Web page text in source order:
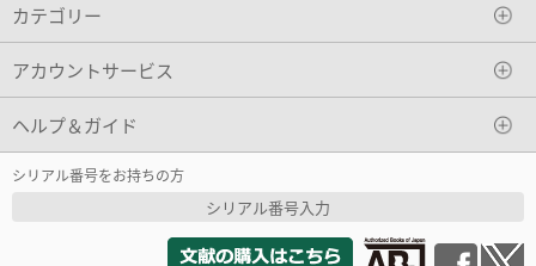
カテゴリー
アカウントサービス
ヘルプ＆ガイド
シリアル番号をお持ちの方
シリアル番号入力